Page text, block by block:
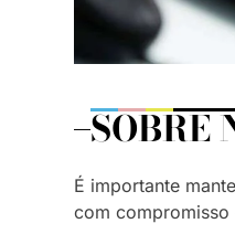
SOBRE
É importante
com